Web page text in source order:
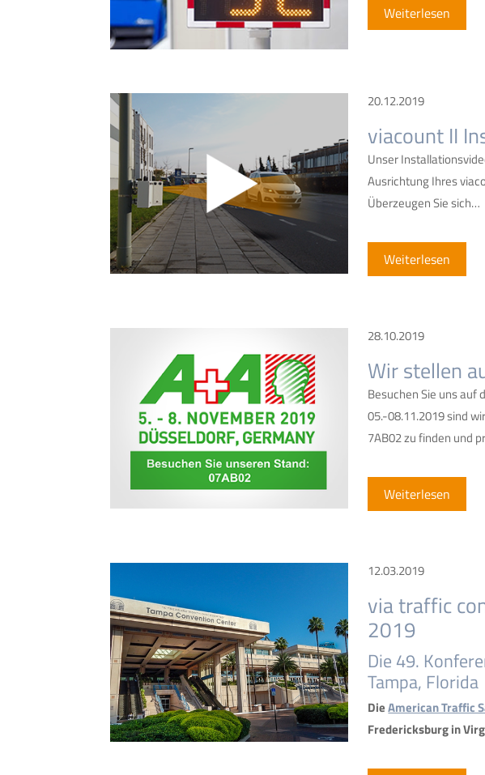
Weiterlesen
20.12.2019
viacount II
Unser
Ausrichtung Ihres
Überzeugen Sie sich…
Weiterlesen
28.10.2019
Wir stellen
Besuchen Sie uns auf
05.-08.11.2019 sind
7AB02 zu finden und
Weiterlesen
12.03.2019
via traffic
2019
Die 49.
Tampa, Florida
DieAmerican Traffic
Fredericksburg in